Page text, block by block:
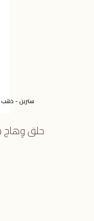
سترين - ذهب
حلق وِهاج